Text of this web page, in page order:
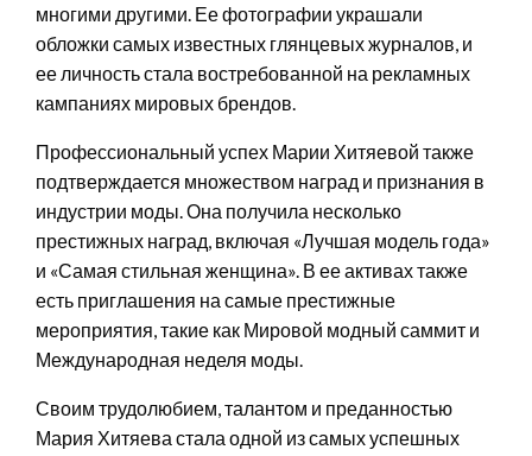
многими другими. Ее фотографии украшали
обложки самых известных глянцевых журналов, и
ее личность стала востребованной на рекламных
кампаниях мировых брендов.
Профессиональный успех Марии Хитяевой также
подтверждается множеством наград и признания в
индустрии моды. Она получила несколько
престижных наград, включая «Лучшая модель года»
и «Самая стильная женщина». В ее активах также
есть приглашения на самые престижные
мероприятия, такие как Мировой модный саммит и
Международная неделя моды.
Своим трудолюбием, талантом и преданностью
Мария Хитяева стала одной из самых успешных